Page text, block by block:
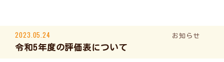
2023.05.24 お知らせ
令和5年度の評価表について